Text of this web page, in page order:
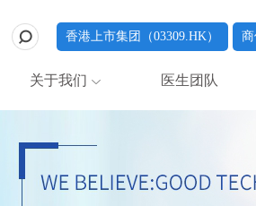
香港上市集团（03309.HK）
关于我们 医生团队